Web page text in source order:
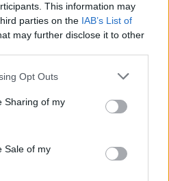
This information may
parties on the IAB’s List of
may further disclose it to other
Opt Outs
Sharing of my
Sale of my